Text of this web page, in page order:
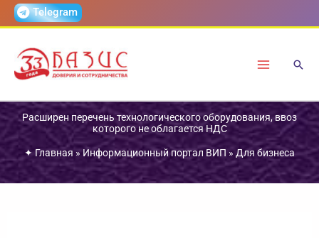
ПерейтиTelegram
Расширен перечень технологического оборудования, ввоз
которого не облагается НДС
✦ Главная » Информационный портал ВИП » Для бизнеса